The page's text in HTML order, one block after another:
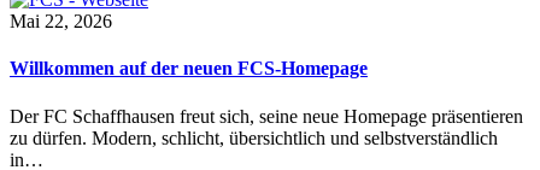
Mai 22, 2026
Willkommen auf der neuen FCS-Homepage
Der FC Schaffhausen freut sich, seine neue Homepage präsentieren
zu dürfen. Modern, schlicht, übersichtlich und selbstverständlich
in…